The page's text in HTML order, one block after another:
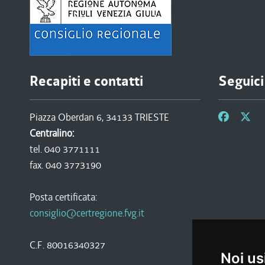
Noi
Recapiti e contatti
Piazza Oberdan 6, 34133 TRIESTE
Centralino:
tel. 040 3771111
fax. 040 3773190
Posta certificata:
consiglio@certregione.fvg.it
C.F. 80016340327